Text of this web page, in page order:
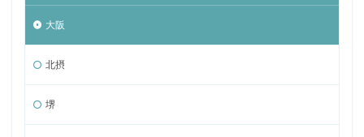
大阪
北摂
堺